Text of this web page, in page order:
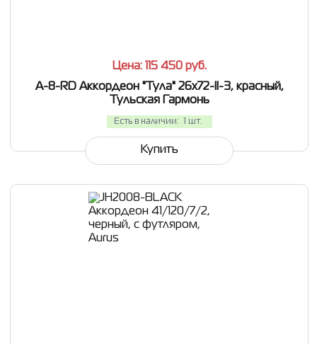
Цена: 115 450 руб.
A-8-RD Аккордеон "Тула" 26х72-II-3, красный,
Тульская Гармонь
Есть в наличии: 1 шт.
Купить